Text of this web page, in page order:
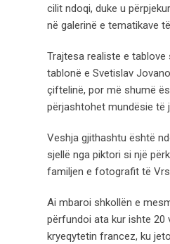
cilit ndoqi, duke u
në galerinë e tematikave
Trajtesa realiste e tablove
tablonë e Svetislav
çiftelinë, por më shumë
përjashtohet mundësie të
Veshja gjithashtu është
sjellë nga piktori si një
familjen e fotografit të
Ai mbaroi shkollën e
përfundoi ata kur ishte 20
kryeqytetin francez, ku